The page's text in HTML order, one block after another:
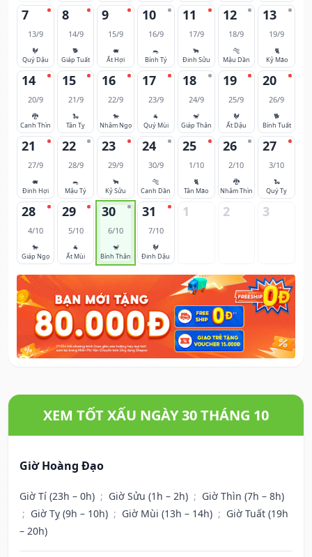
7
13/9
🐓
Quý Dậu
8
14/9
🐕
Giáp Tuất
9
15/9
🐖
Ất Hợi
10
16/9
🐀
Bính Tý
11
17/9
🐂
Đinh Sửu
12
18/9
🐅
Mậu Dần
13
19/9
🐈
Kỷ Mão
14
20/9
🐉
Canh Thìn
15
21/9
🐍
Tân Tỵ
16
22/9
🐎
Nhâm Ngọ
17
23/9
🐐
Quý Mùi
18
24/9
🐒
Giáp Thân
19
25/9
🐓
Ất Dậu
20
26/9
🐕
Bính Tuất
21
27/9
🐖
Đinh Hợi
22
28/9
🐀
Mậu Tý
23
29/9
🐂
Kỷ Sửu
24
30/9
🐅
Canh Dần
25
1/10
🐈
Tân Mão
26
2/10
🐉
Nhâm Thìn
27
3/10
🐍
Quý Tỵ
28
4/10
🐎
Giáp Ngọ
29
5/10
🐐
Ất Mùi
30
6/10
🐒
Bính Thân
31
7/10
🐓
Đinh Dậu
1 2 3
XEM TỐT XẤU NGÀY 30 THÁNG 10
Giờ Hoàng Đạo
Giờ Tí (23h – 0h) ; Giờ Sửu (1h – 2h) ; Giờ Thìn (7h – 8h)
; Giờ Tỵ (9h – 10h) ; Giờ Mùi (13h – 14h) ; Giờ Tuất (19h
– 20h)